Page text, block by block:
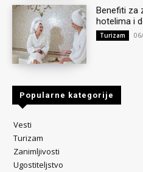
Benefiti za
hotelima i
Turizam
Popularne kategorije
Vesti
Turizam
Zanimljivosti
Ugostiteljstvo